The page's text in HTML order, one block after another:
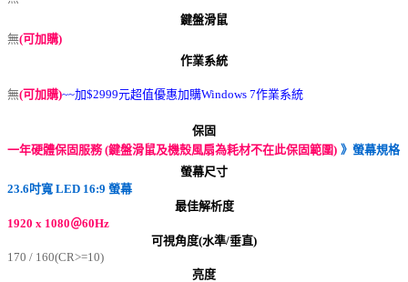
鍵盤滑鼠
無(可加購)
作業系統
無(可加購)~~加$2999元超值優惠加購Windows 7作業系統
保固
一年硬體保固服務 (鍵盤滑鼠及機殼風扇為耗材不在此保固範圍) 》螢幕規格
螢幕尺寸
23.6吋寬 LED 16:9 螢幕
最佳解析度
1920 x 1080＠60Hz
可視角度(水準/垂直)
170 / 160(CR>=10)
亮度